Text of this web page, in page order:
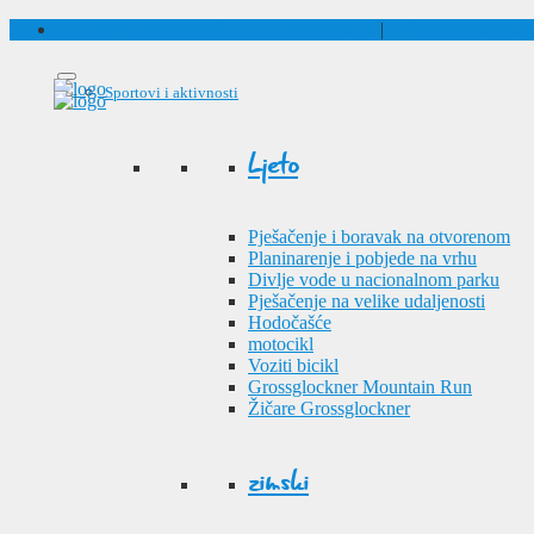
|
Sportovi i aktivnosti
Ljeto
Pješačenje i boravak na otvorenom
Planinarenje i pobjede na vrhu
Divlje vode u nacionalnom parku
Pješačenje na velike udaljenosti
Hodočašće
motocikl
Voziti bicikl
Grossglockner Mountain Run
Žičare Grossglockner
zimski